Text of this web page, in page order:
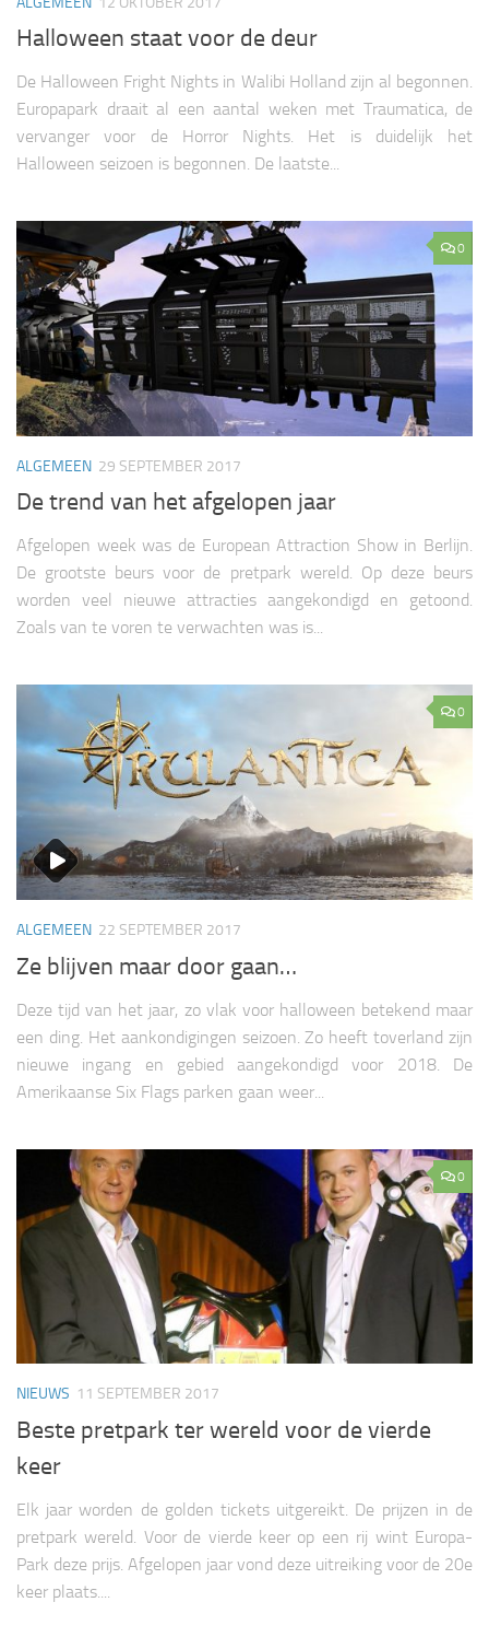
Halloween staat voor de deur
De Halloween Fright Nights in Walibi Holland zijn al begonnen.
Europapark draait al een aantal weken met Traumatica, de
vervanger voor de Horror Nights. Het is duidelijk het
Halloween seizoen is begonnen. De laatste...
0
ALGEMEEN 29 SEPTEMBER 2017
De trend van het afgelopen jaar
Afgelopen week was de European Attraction Show in Berlijn.
De grootste beurs voor de pretpark wereld. Op deze beurs
worden veel nieuwe attracties aangekondigd en getoond.
Zoals van te voren te verwachten was is...
0
ALGEMEEN 22 SEPTEMBER 2017
Ze blijven maar door gaan…
Deze tijd van het jaar, zo vlak voor halloween betekend maar
een ding. Het aankondigingen seizoen. Zo heeft toverland zijn
nieuwe ingang en gebied aangekondigd voor 2018. De
Amerikaanse Six Flags parken gaan weer...
0
NIEUWS 11 SEPTEMBER 2017
Beste pretpark ter wereld voor de vierde
keer
Elk jaar worden de golden tickets uitgereikt. De prijzen in de
pretpark wereld. Voor de vierde keer op een rij wint Europa-
Park deze prijs. Afgelopen jaar vond deze uitreiking voor de 20e
keer plaats....